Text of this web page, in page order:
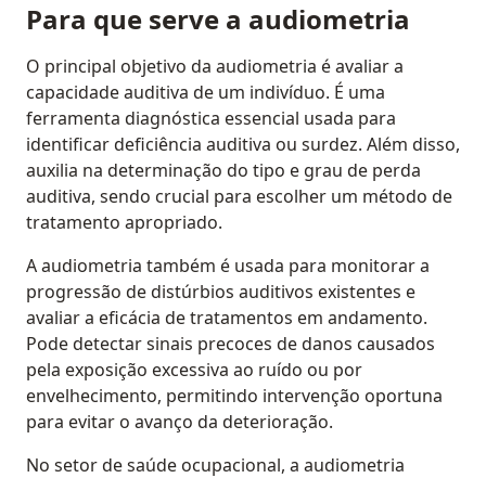
Para que serve a audiometria
O principal objetivo da audiometria é avaliar a
capacidade auditiva de um indivíduo. É uma
ferramenta diagnóstica essencial usada para
identificar deficiência auditiva ou surdez. Além disso,
auxilia na determinação do tipo e grau de perda
auditiva, sendo crucial para escolher um método de
tratamento apropriado.
A audiometria também é usada para monitorar a
progressão de distúrbios auditivos existentes e
avaliar a eficácia de tratamentos em andamento.
Pode detectar sinais precoces de danos causados
pela exposição excessiva ao ruído ou por
envelhecimento, permitindo intervenção oportuna
para evitar o avanço da deterioração.
No setor de saúde ocupacional, a audiometria